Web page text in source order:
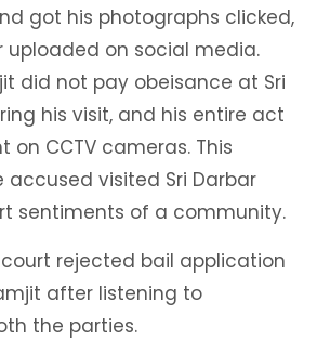
got his photographs clicked,
uploaded on social media.
did not pay obeisance at Sri
his visit, and his entire act
on CCTV cameras. This
visited Sri Darbar
sentiments of a community.
rejected bail application
after listening to
the parties.